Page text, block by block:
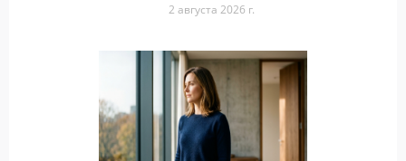
2 августа 2026 г.